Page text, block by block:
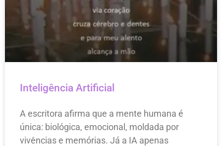
Inteligência Artificial
A escritora afirma que a mente humana é
única: biológica, emocional, moldada por
vivências e memórias. Já a IA apenas